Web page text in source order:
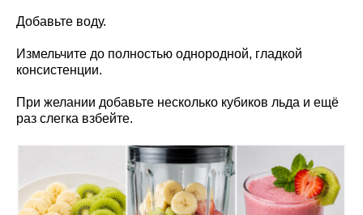
Добавьте воду.
Измельчите до полностью однородной, гладкой
консистенции.
При желании добавьте несколько кубиков льда и ещё
раз слегка взбейте.